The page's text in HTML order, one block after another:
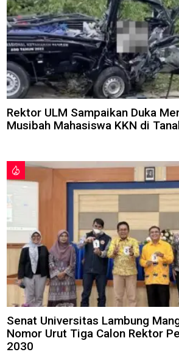
Rektor ULM Sampaikan Duka
Musibah Mahasiswa KKN di
Senat Universitas Lambung
Nomor Urut Tiga Calon Rektor
2030